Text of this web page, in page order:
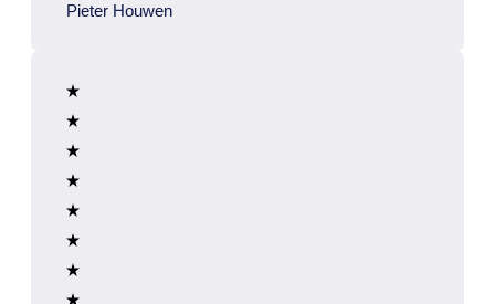
Pieter Houwen